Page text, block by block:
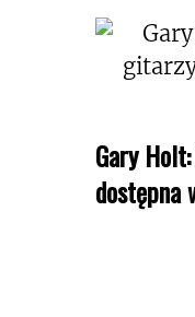
Gary
dostępna